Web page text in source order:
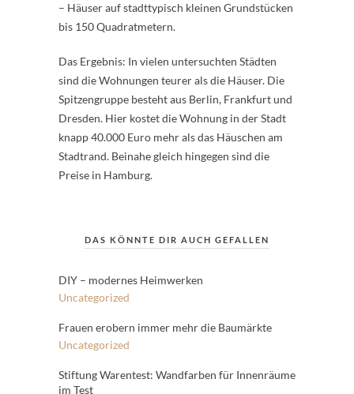
– Häuser auf stadttypisch kleinen Grundstücken
bis 150 Quadratmetern.
Das Ergebnis: In vielen untersuchten Städten
sind die Wohnungen teurer als die Häuser. Die
Spitzengruppe besteht aus Berlin, Frankfurt und
Dresden. Hier kostet die Wohnung in der Stadt
knapp 40.000 Euro mehr als das Häuschen am
Stadtrand. Beinahe gleich hingegen sind die
Preise in Hamburg.
DAS KÖNNTE DIR AUCH GEFALLEN
DIY – modernes Heimwerken
Uncategorized
Frauen erobern immer mehr die Baumärkte
Uncategorized
Stiftung Warentest: Wandfarben für Innenräume
im Test